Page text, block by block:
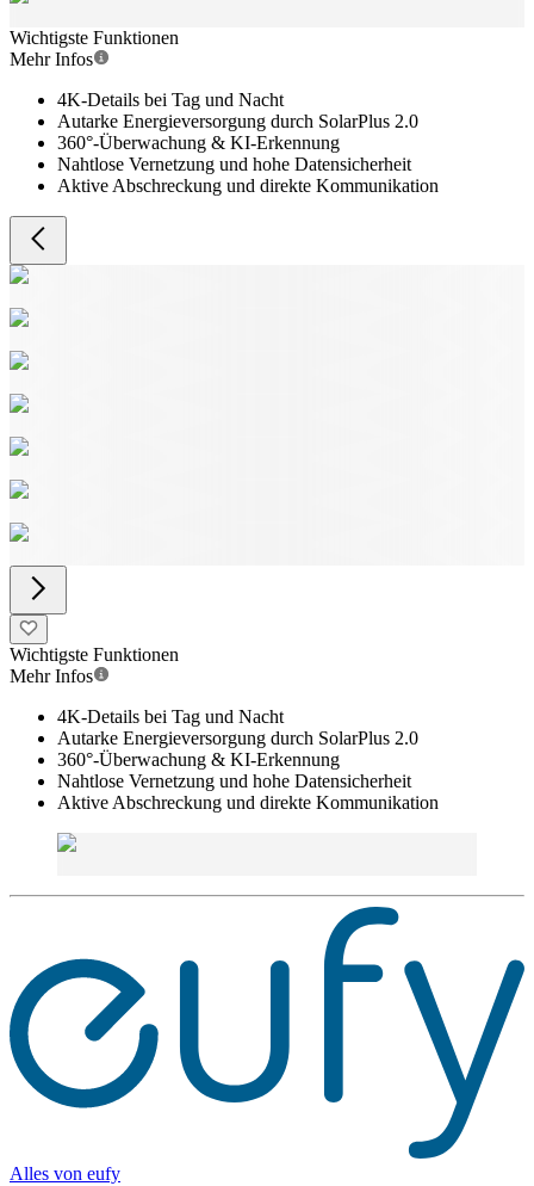
Wichtigste Funktionen
Mehr Infos
4K-Details bei Tag und Nacht
Autarke Energieversorgung durch SolarPlus 2.0
360°-Überwachung & KI-Erkennung
Nahtlose Vernetzung und hohe Datensicherheit
Aktive Abschreckung und direkte Kommunikation
Wichtigste Funktionen
Mehr Infos
4K-Details bei Tag und Nacht
Autarke Energieversorgung durch SolarPlus 2.0
360°-Überwachung & KI-Erkennung
Nahtlose Vernetzung und hohe Datensicherheit
Aktive Abschreckung und direkte Kommunikation
Alles von eufy